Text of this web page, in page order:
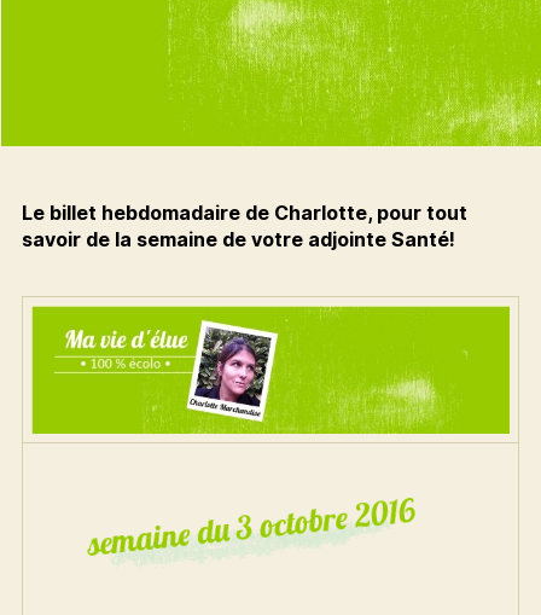
Le billet hebdomadaire de Charlotte, pour tout
savoir de la semaine de votre adjointe Santé!